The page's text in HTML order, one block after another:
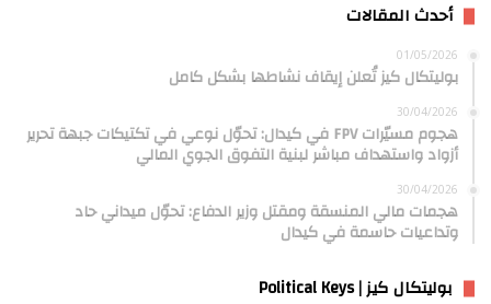
أحدث المقالات
01/05/2026
بوليتكال كيز تُعلن إيقاف نشاطها بشكل كامل
30/04/2026
هجوم مسيّرات FPV في كيدال: تحوّل نوعي في تكتيكات جبهة تحرير
أزواد واستهداف مباشر لبنية التفوق الجوي المالي
30/04/2026
هجمات مالي المنسقة ومقتل وزير الدفاع: تحوّل ميداني حاد
وتداعيات حاسمة في كيدال
بوليتكال كيز | Political Keys